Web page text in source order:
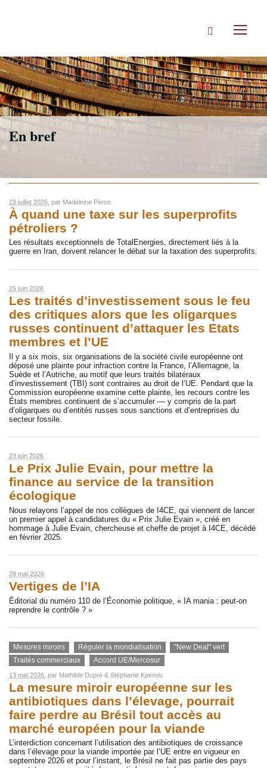
Rechercher
En bref
23 juillet 2026 , par Madeleine Péron
À quand une taxe sur les superprofits
pétroliers ?
Les résultats exceptionnels de TotalEnergies, directement liés à la
guerre en Iran, doivent relancer le débat sur la taxation des superprofits.
25 juin 2026
Les traités d’investissement sous le feu
des critiques alors que les oligarques
russes continuent d’attaquer les Etats
membres et l’UE
Il y a six mois, six organisations de la société civile européenne ont
déposé une plainte pour infraction contre la France, l’Allemagne, la
Suède et l’Autriche, au motif que leurs traités bilatéraux
d’investissement (TBI) sont contraires au droit de l’UE. Pendant que la
Commission européenne examine cette plainte, les recours contre les
États membres continuent de s’accumuler — y compris de la part
d’oligarques ou d’entités russes sous sanctions et d’entreprises du
secteur fossile.
23 juin 2026
Le Prix Julie Evain, pour mettre la
finance au service de la transition
écologique
Nous relayons l’appel de nos collègues de I4CE, qui viennent de lancer
un premier appel à candidatures du « Prix Julie Evain », créé en
hommage à Julie Evain, chercheuse et cheffe de projet à I4CE, décédé
en février 2025.
28 mai 2026
Vertiges de l’IA
Éditorial du numéro 110 de l’Économie politique, « IA mania : peut-on
reprendre le contrôle ? »
Mesures miroirs Réguler la mondialisation
"New Deal" vert
Traités commerciaux
Accord UE/Mercosur
13 mai 2026 , par Mathilde Dupré & Stéphanie Kpenou
La mesure miroir européenne sur les
antibiotiques dans l’élevage, pourrait
faire perdre au Brésil tout accès au
marché européen pour la viande
L’interdiction concernant l’utilisation des antibiotiques de croissance
dans l’élevage pour la viande importée par l’UE entre en vigueur en
septembre 2026 et pour l’instant, le Brésil ne fait pas partie des pays